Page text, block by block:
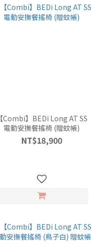
【Combi】BEDi Long AT SS
電動安撫餐搖椅 (贈蚊帳)
NT$18,900